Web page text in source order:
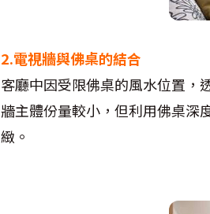
2.電視牆與佛桌的結合
客廳中因受限佛桌的風水位置，
牆主體份量較小，但利用佛桌深
緻。